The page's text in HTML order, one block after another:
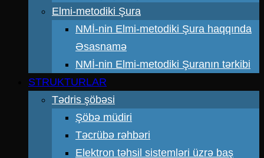
Elmi-metodiki Şura
NMİ-nin Elmi-metodiki Şura haqqında
Əsasnamə
NMİ-nin Elmi-metodiki Şuranın tərkibi
STRUKTURLAR
Tədris şöbəsi
Şöbə müdiri
Təcrübə rəhbəri
Elektron təhsil sistemləri üzrə baş